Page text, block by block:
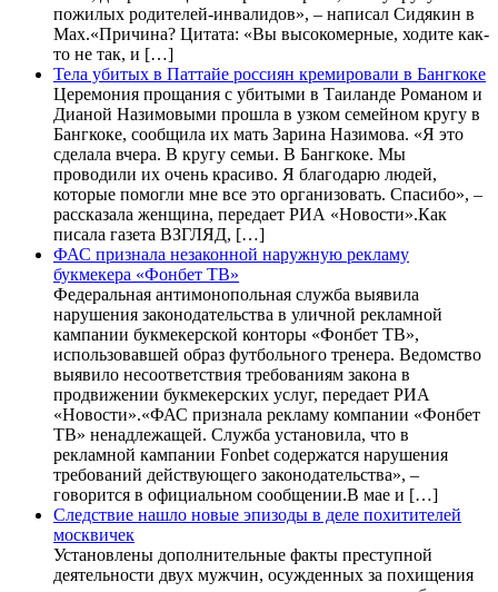
пожилых родителей-инвалидов», – написал Сидякин в
Max.«Причина? Цитата: «Вы высокомерные, ходите как-
то не так, и […]
Тела убитых в Паттайе россиян кремировали в Бангкоке
Церемония прощания с убитыми в Таиланде Романом и
Дианой Назимовыми прошла в узком семейном кругу в
Бангкоке, сообщила их мать Зарина Назимова. «Я это
сделала вчера. В кругу семьи. В Бангкоке. Мы
проводили их очень красиво. Я благодарю людей,
которые помогли мне все это организовать. Спасибо», –
рассказала женщина, передает РИА «Новости».Как
писала газета ВЗГЛЯД, […]
ФАС признала незаконной наружную рекламу
букмекера «Фонбет ТВ»
Федеральная антимонопольная служба выявила
нарушения законодательства в уличной рекламной
кампании букмекерской конторы «Фонбет ТВ»,
использовавшей образ футбольного тренера. Ведомство
выявило несоответствия требованиям закона в
продвижении букмекерских услуг, передает РИА
«Новости».«ФАС признала рекламу компании «Фонбет
ТВ» ненадлежащей. Служба установила, что в
рекламной кампании Fonbet содержатся нарушения
требований действующего законодательства», –
говорится в официальном сообщении.В мае и […]
Следствие нашло новые эпизоды в деле похитителей
москвичек
Установлены дополнительные факты преступной
деятельности двух мужчин, осужденных за похищения